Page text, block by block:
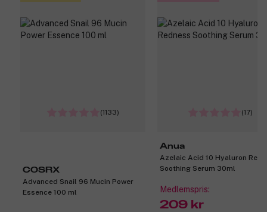
(1133)
COSRX
Advanced Snail 96 Mucin Power
Essence 100 ml
(17)
Anua
Azelaic Acid 10 Hyaluron
Soothing Serum 30ml
Medlemspris:
209 kr